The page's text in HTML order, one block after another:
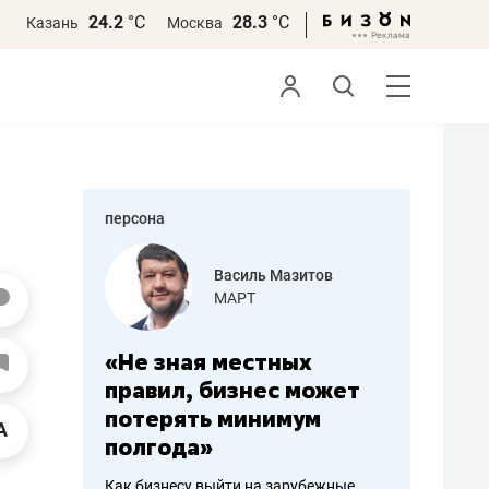
Казань 24.2 °С Москва 28.3 °С
персона
работа
Василь Мазитов
МАРТ
«Не зная местных
правил, бизнес может
потерять минимум
полгода»